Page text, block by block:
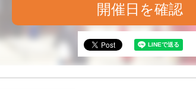
開催日を確認